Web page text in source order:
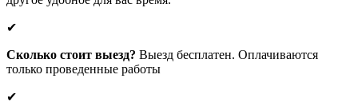
✔
Сколько стоит выезд? Выезд бесплатен. Оплачиваются
только проведенные работы
✔